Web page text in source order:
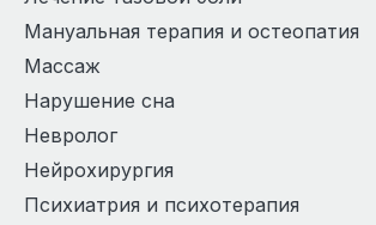
Мануальная терапия и остеопатия
Массаж
Нарушение сна
Невролог
Нейрохирургия
Психиатрия и психотерапия